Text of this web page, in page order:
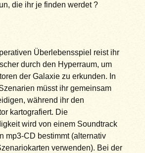
die ihr je finden werdet ?
Überlebensspiel reist ihr
durch den Hyperraum, um
der Galaxie zu erkunden. In
müsst ihr gemeinsam
während ihr den
kartografiert. Die
wird von einem Soundtrack
mp3-CD bestimmt (alternativ
verwenden). Bei der